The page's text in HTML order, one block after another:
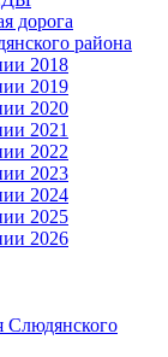
дорога
района
2018
2019
2020
2021
2022
2023
2024
2025
2026
Слюдянского